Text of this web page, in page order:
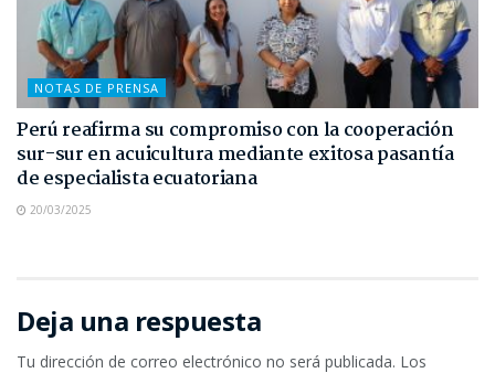
NOTAS DE PRENSA
Perú reafirma su compromiso con la cooperación
sur-sur en acuicultura mediante exitosa pasantía
de especialista ecuatoriana
20/03/2025
Deja una respuesta
Tu dirección de correo electrónico no será publicada. Los